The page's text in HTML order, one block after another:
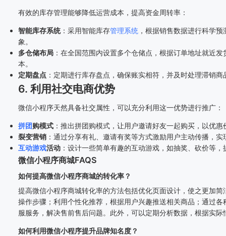
有效的库存管理能够降低运营成本，提高资金周转率：
智能库存系统：采用智能库存管理系统 ，根据销售数据进行科学
象。
多仓储布局 ：在全国范围内设置多个仓储点，根据订单地址就近
本。
定期盘点 ：定期进行库存盘点，确保账实相符，并及时处理滞销商
6. 利用社交电商优势
微信小程序天然具备社交属性，可以充分利用这一优势进行推广：
拼团购模式 ：推出拼团购模式，让用户邀请好友一起购买，以优
裂变营销 ：通过分享有礼、邀请有奖等方式激励用户主动传播，
互动游戏活动 ：设计一些简单有趣的互动游戏，如抽奖、砍价等
微信小程序商城FAQS
如何提高微信小程序商城的转化率？
提高微信小程序商城转化率的方法包括优化页面设计，使之更加
操作步骤；利用个性化推荐，根据用户兴趣推送相关商品；通过
服服务，解决售前售后问题。此外，可以定期分析数据，根据实际
如何利用微信小程序提升品牌知名度？